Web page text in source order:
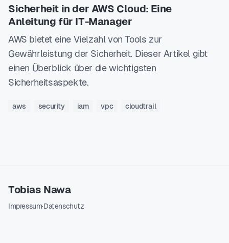
Sicherheit in der AWS Cloud: Eine
Anleitung für IT-Manager
AWS bietet eine Vielzahl von Tools zur
Gewährleistung der Sicherheit. Dieser Artikel gibt
einen Überblick über die wichtigsten
Sicherheitsaspekte.
aws security iam vpc cloudtrail
Tobias Nawa
Impressum·Datenschutz